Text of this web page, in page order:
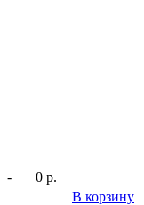
-
0 р.
В корзину